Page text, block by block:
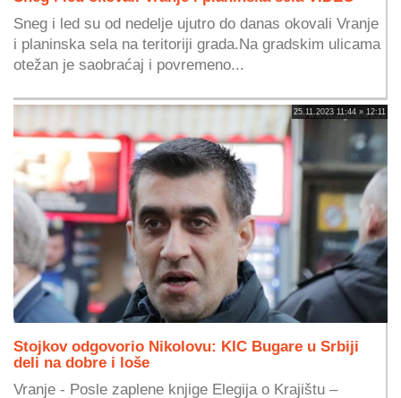
Sneg i led su od nedelje ujutro do danas okovali Vranje
i planinska sela na teritoriji grada.Na gradskim ulicama
otežan je saobraćaj i povremeno...
25.11.2023 11:44 » 12:11
Stojkov odgovorio Nikolovu: KIC Bugare u Srbiji
deli na dobre i loše
Vranje - Posle zaplene knjige Elegija o Krajištu –